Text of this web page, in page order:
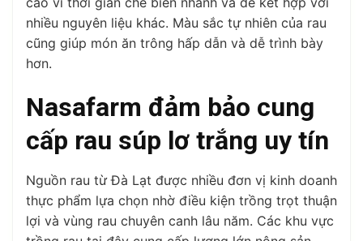
nhiều nguyên liệu khác. Màu sắc tự nhiên của rau
cũng giúp món ăn trông hấp dẫn và dễ trình bày
hơn.
Nasafarm đảm bảo cung
cấp rau súp lơ trắng uy tín
Nguồn rau từ Đà Lạt được nhiều đơn vị kinh doanh
thực phẩm lựa chọn nhờ điều kiện trồng trọt thuận
lợi và vùng rau chuyên canh lâu năm. Các khu vực